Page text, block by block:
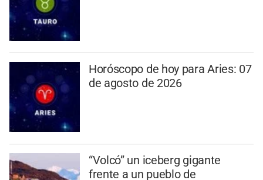
Horóscopo de hoy para Aries: 07
de agosto de 2026
“Volcó” un iceberg gigante
frente a un pueblo de